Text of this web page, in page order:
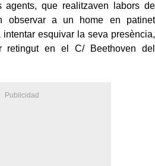
agents, que realitzaven labors de
observar a un home en patinet
esquivar la seva presència,
en el C/ Beethoven del